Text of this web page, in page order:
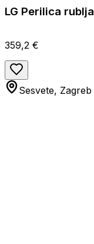
LG Perilica
359,2 €
Sesvete, Zagreb